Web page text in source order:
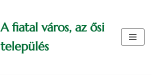
A fiatal város, az ősi
település